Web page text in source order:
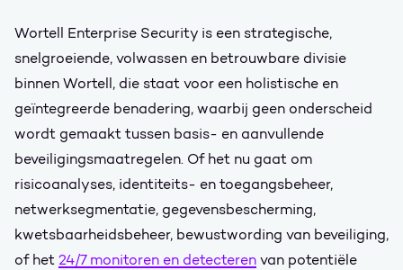
Wortell Enterprise Security is een strategische,
snelgroeiende, volwassen en betrouwbare divisie
binnen Wortell, die staat voor een holistische en
geïntegreerde benadering, waarbij geen onderscheid
wordt gemaakt tussen basis- en aanvullende
beveiligingsmaatregelen. Of het nu gaat om
risicoanalyses, identiteits- en toegangsbeheer,
netwerksegmentatie, gegevensbescherming,
kwetsbaarheidsbeheer, bewustwording van beveiliging,
of het 24/7 monitoren en detecteren van potentiële